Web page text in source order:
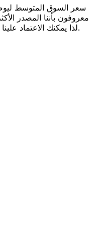
معروفون بأننا المصدر
لذا يمكنك الاعتماد علينا لنعرض لك أسعارًا دقيقة في كل مرة.